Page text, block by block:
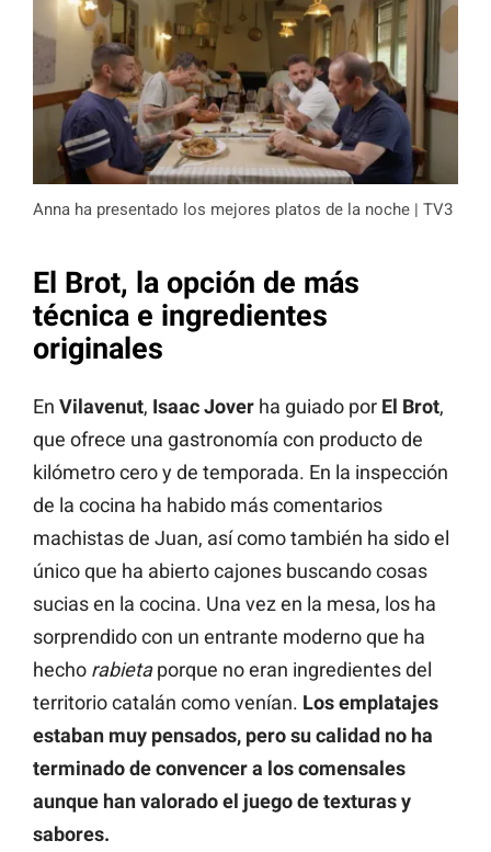
Anna ha presentado los mejores platos de la noche | TV3
El Brot, la opción de más
técnica e ingredientes
originales
En Vilavenut, Isaac Jover ha guiado por El Brot,
que ofrece una gastronomía con producto de
kilómetro cero y de temporada. En la inspección
de la cocina ha habido más comentarios
machistas de Juan, así como también ha sido el
único que ha abierto cajones buscando cosas
sucias en la cocina. Una vez en la mesa, los ha
sorprendido con un entrante moderno que ha
hecho rabietaporque no eran ingredientes del
territorio catalán como venían. Los emplatajes
estaban muy pensados, pero su calidad no ha
terminado de convencer a los comensales
aunque han valorado el juego de texturas y
sabores.